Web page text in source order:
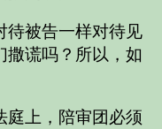
待被告一样对待见
撒谎吗？所以，如
庭上，陪审团必须